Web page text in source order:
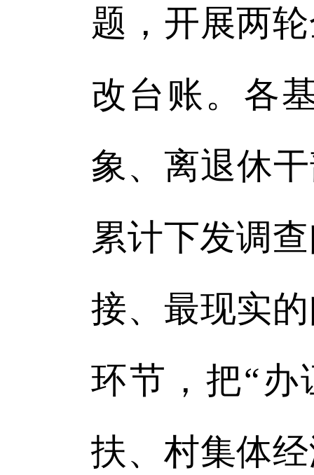
题，开展两
改台账。各
象、离退休
累计下发调
接、最现实
环节，把“办
扶、村集体